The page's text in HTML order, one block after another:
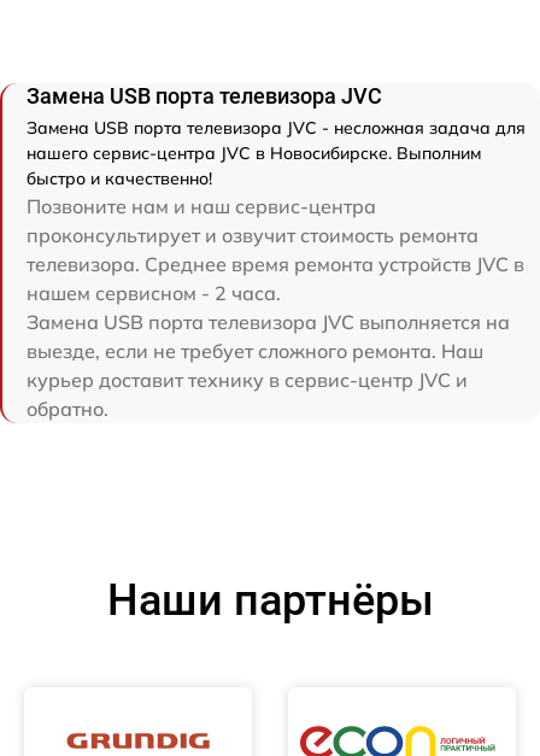
Замена USB порта телевизора JVC
Замена USB порта телевизора JVC - несложная задача для
нашего сервис-центра JVC в Новосибирске. Выполним
быстро и качественно!
Позвоните нам и наш сервис-центра
проконсультирует и озвучит стоимость ремонта
телевизора. Среднее время ремонта устройств JVC в
нашем сервисном - 2 часа.
Замена USB порта телевизора JVC выполняется на
выезде, если не требует сложного ремонта. Наш
курьер доставит технику в сервис-центр JVC и
обратно.
Наши партнёры